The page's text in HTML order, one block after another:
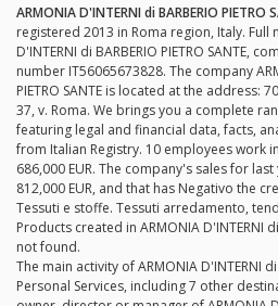
ARMONIA D'INTERNI di BARBERIO PIETRO
registered 2013 in Roma region, Italy. Full
D'INTERNI di BARBERIO PIETRO SANTE,
number IT56065673828. The company
PIETRO SANTE is located at the address:
37, v. Roma. We brings you a complete
featuring legal and financial data, facts,
from Italian Registry. 10 employees work
686,000 EUR. The company's sales for
812,000 EUR, and that has Negativo the
Tessuti e stoffe. Tessuti arredamento,
Products created in ARMONIA D'INTERNI di
not found.
The main activity of ARMONIA D'INTERNI di
Personal Services, including 7 other